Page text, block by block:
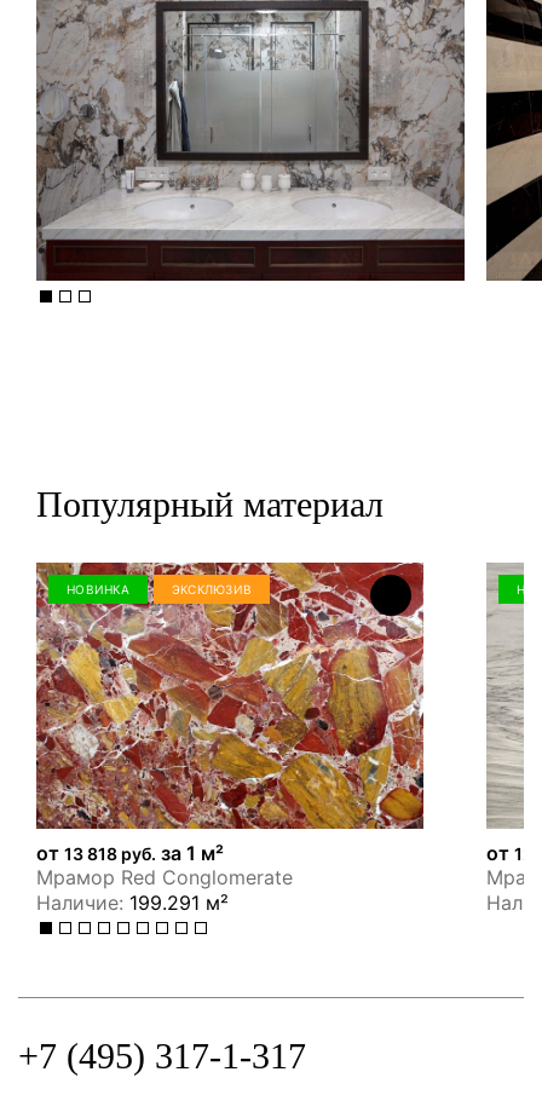
Популярный материал
НОВИНКА ЭКСКЛЮЗИВ
от13 818 руб. за 1 м²
Мрамор Red Conglomerate
Наличие: 199.291 м²
от 12
+7 (495) 317-1-317